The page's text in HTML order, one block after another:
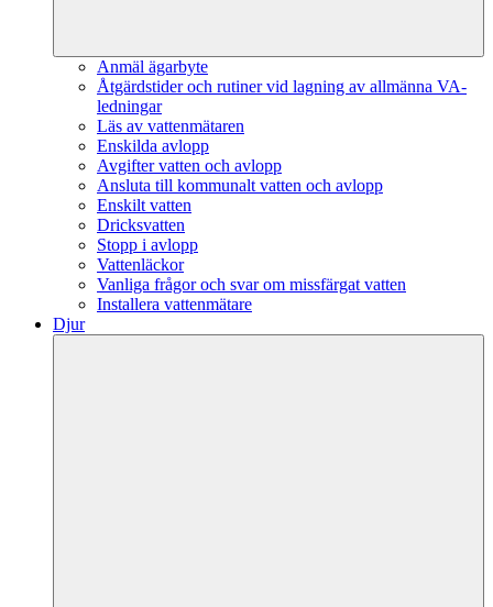
Anmäl ägarbyte
Åtgärdstider och rutiner vid lagning av allmänna VA-
ledningar
Läs av vattenmätaren
Enskilda avlopp
Avgifter vatten och avlopp
Ansluta till kommunalt vatten och avlopp
Enskilt vatten
Dricksvatten
Stopp i avlopp
Vattenläckor
Vanliga frågor och svar om missfärgat vatten
Installera vattenmätare
Djur